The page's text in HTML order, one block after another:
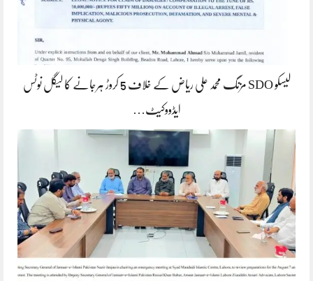
لیسکو SDO مزنگ محمد علی ریاض کے خلاف 5 کروڑ ہرجانے کا لیگل نوٹس
ایڈووکیٹ…